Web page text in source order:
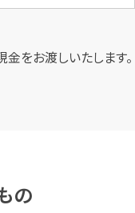
をお渡しいたします。
の